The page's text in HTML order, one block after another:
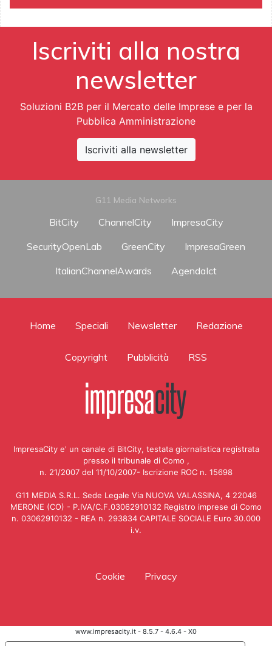
Iscriviti alla nostra
newsletter
Soluzioni B2B per il Mercato delle Imprese e per la
Pubblica Amministrazione
Iscriviti alla newsletter
G11 Media Networks
BitCity ChannelCity
ImpresaCity
SecurityOpenLab
GreenCity
ImpresaGreen
ItalianChannelAwards
AgendaIct
Home Speciali Newsletter Redazione
Copyright Pubblicità RSS
ImpresaCity e' un canale di BitCity, testata giornalistica registrata
presso il tribunale di Como ,
n. 21/2007 del 11/10/2007- Iscrizione ROC n. 15698
G11 MEDIA S.R.L. Sede Legale Via NUOVA VALASSINA, 4 22046
MERONE (CO) - P.IVA/C.F.03062910132 Registro imprese di Como
n. 03062910132 - REA n. 293834 CAPITALE SOCIALE Euro 30.000
i.v.
Cookie Privacy
www.impresacity.it - 8.5.7 - 4.6.4 - X0